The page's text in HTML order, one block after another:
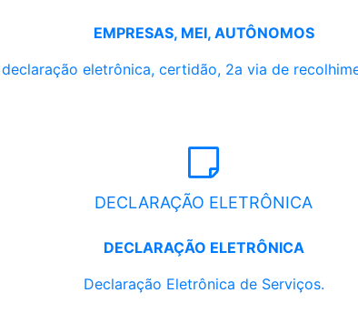
EMPRESAS, MEI, AUTÔNOMOS
eletrônica, certidão, 2a via de
DECLARAÇÃO ELETRÔNICA
DECLARAÇÃO ELETRÔNICA
Declaração Eletrônica de Serviços.